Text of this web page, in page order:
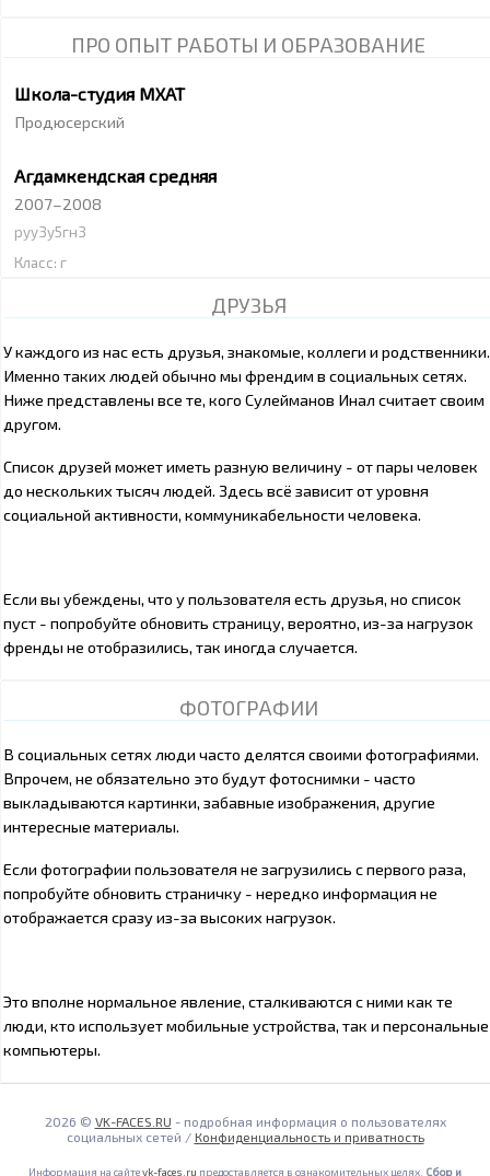
ПРО ОПЫТ РАБОТЫ И ОБРАЗОВАНИЕ
Школа-студия МХАТ
Продюсерский
Агдамкендская средняя
2007–2008
руу3у5гн3
Класс: г
ДРУЗЬЯ
У каждого из нас есть друзья, знакомые, коллеги и родственники.
Именно таких людей обычно мы френдим в социальных сетях.
Ниже представлены все те, кого Cулейманов Инал считает своим
другом.
Список друзей может иметь разную величину - от пары человек
до нескольких тысяч людей. Здесь всё зависит от уровня
социальной активности, коммуникабельности человека.
Если вы убеждены, что у пользователя есть друзья, но список
пуст - попробуйте обновить страницу, вероятно, из-за нагрузок
френды не отобразились, так иногда случается.
ФОТОГРАФИИ
В социальных сетях люди часто делятся своими фотографиями.
Впрочем, не обязательно это будут фотоснимки - часто
выкладываются картинки, забавные изображения, другие
интересные материалы.
Если фотографии пользователя не загрузились с первого раза,
попробуйте обновить страничку - нередко информация не
отображается сразу из-за высоких нагрузок.
Это вполне нормальное явление, сталкиваются с ними как те
люди, кто использует мобильные устройства, так и персональные
компьютеры.
2026 © VK-FACES.RU - подробная информация о пользователях
социальных сетей / Конфиденциальность и приватность
Информация на сайтеvk-faces.ru предоставляется в ознакомительных целях. Сбор и